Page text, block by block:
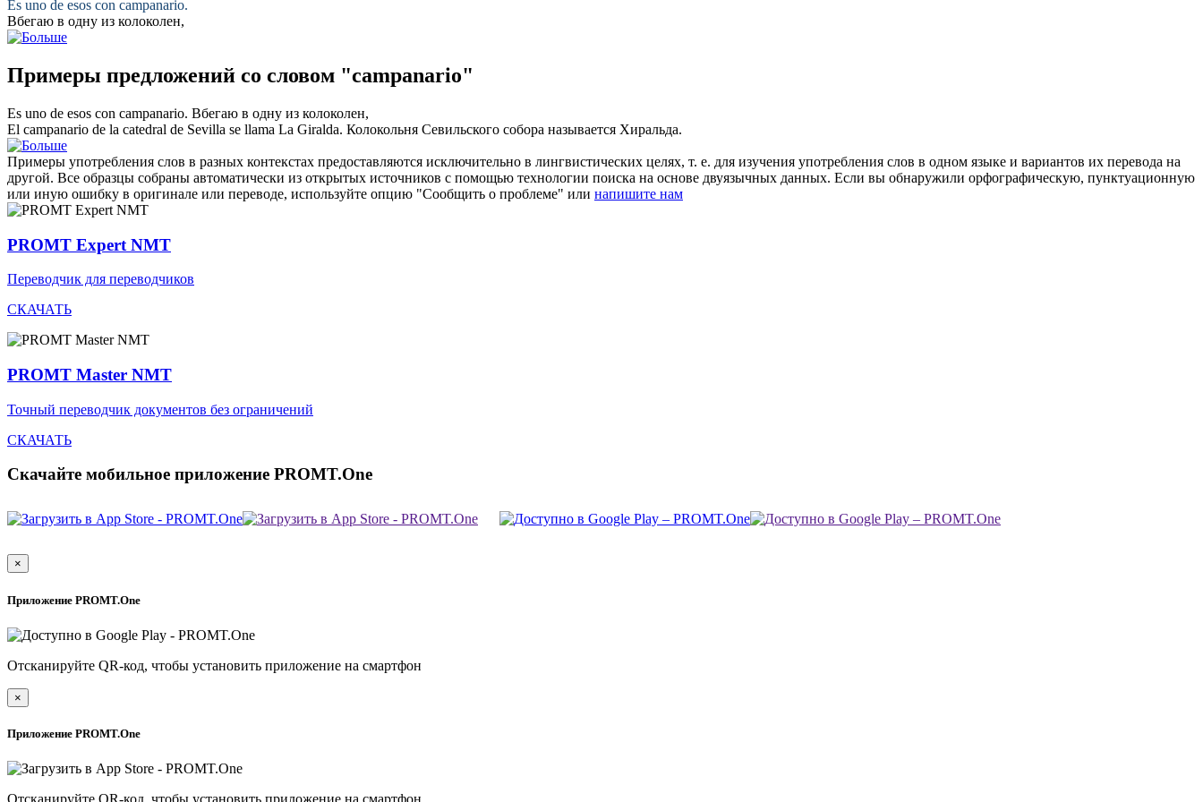
Es uno de esos con campanario.
Вбегаю в одну из колоколен,
Примеры предложений со словом "campanario"
Es uno de esos con campanario. Вбегаю в одну из колоколен,
El campanario de la catedral de Sevilla se llama La Giralda. Колокольня Севильского собора называется Хиральда.
Примеры употребления слов в разных контекстах предоставляются исключительно в лингвистических целях, т. е. для изучения употребления слов в одном языке и вариантов их перевода на
другой. Все образцы собраны автоматически из открытых источников с помощью технологии поиска на основе двуязычных данных. Если вы обнаружили орфографическую, пунктуационную
или иную ошибку в оригинале или переводе, используйте опцию "Сообщить о проблеме" или напишите нам
PROMT Expert NMT
Переводчик для переводчиков
СКАЧАТЬ
PROMT Master NMT
Точный переводчик документов без ограничений
СКАЧАТЬ
Скачайте мобильное приложение PROMT.One
×
Приложение PROMT.One
Отсканируйте QR-код, чтобы установить приложение на смартфон
×
Приложение PROMT.One
Отсканируйте QR-код, чтобы установить приложение на смартфон